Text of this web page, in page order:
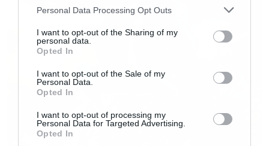
Please note that this website/app uses one or more Google
not limited to your visit or usage behaviour. You may click to
grant or deny consent to Google and its third-party tags to
use your data for below specified purposes in below Google
consent section.
Personal Data Processing Opt Outs
I want to opt-out of the Sharing of my
personal data.
Opted In
I want to opt-out of the Sale of my
Personal Data.
Opted In
I want to opt-out of processing my
Personal Data for Targeted Advertising.
Opted In